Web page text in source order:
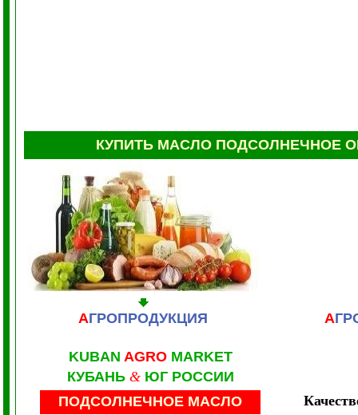
КУПИТЬ МАСЛО ПОДСОЛНЕЧНОЕ
АГРОПРОДУКЦИЯ А
KUBAN AGROMARKET
КУБАНЬ & ЮГ РОССИИ
ПОДСОЛНЕЧНОЕ МАСЛО